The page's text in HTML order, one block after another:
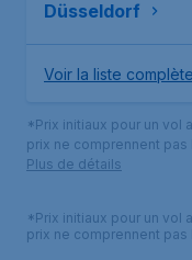
Düsseldorf
Voir la liste complète
*Prix initiaux pour un vol
prix ne comprennent
Plus de détails
*Prix initiaux pour un vol
prix ne comprennent